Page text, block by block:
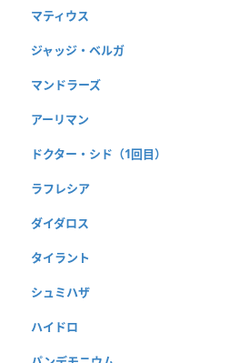
マティウス
ジャッジ・ベルガ
マンドラーズ
アーリマン
ドクター・シド（1回目）
ラフレシア
ダイダロス
タイラント
シュミハザ
ハイドロ